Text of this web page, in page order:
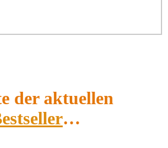
der aktuellen
…